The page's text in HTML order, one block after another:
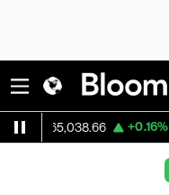
+0.16% ETH/USD